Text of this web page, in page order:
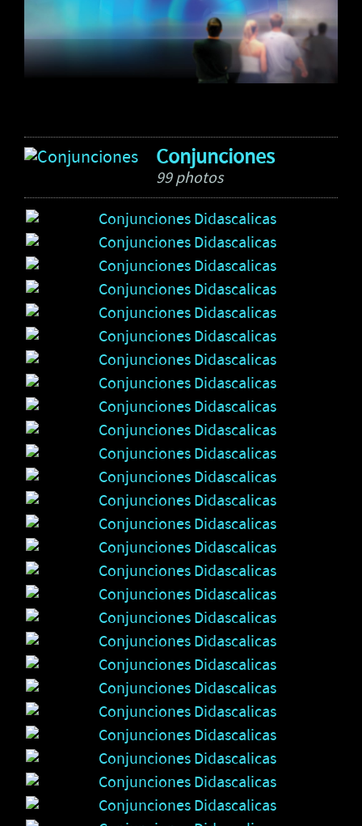
Conjunciones
99 photos